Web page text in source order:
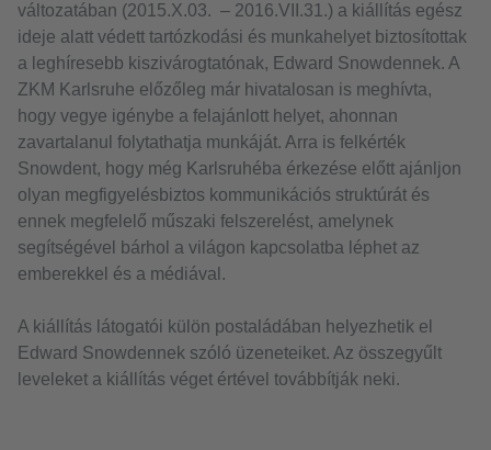
változatában (2015.X.03. – 2016.VII.31.) a kiállítás egész
ideje alatt védett tartózkodási és munkahelyet biztosítottak
a leghíresebb kiszivárogtatónak, Edward Snowdennek. A
ZKM Karlsruhe előzőleg már hivatalosan is meghívta,
hogy vegye igénybe a felajánlott helyet, ahonnan
zavartalanul folytathatja munkáját. Arra is felkérték
Snowdent, hogy még Karlsruhéba érkezése előtt ajánljon
olyan megfigyelésbiztos kommunikációs struktúrát és
ennek megfelelő műszaki felszerelést, amelynek
segítségével bárhol a világon kapcsolatba léphet az
emberekkel és a médiával.
A kiállítás látogatói külön postaládában helyezhetik el
Edward Snowdennek szóló üzeneteiket. Az összegyűlt
leveleket a kiállítás véget értével továbbítják neki.